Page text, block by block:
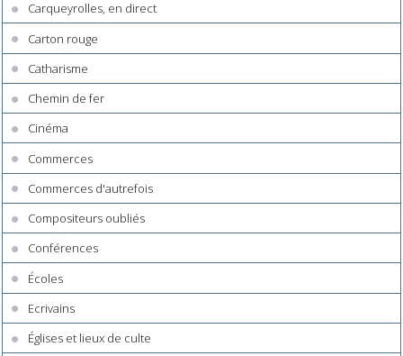
Carqueyrolles, en direct
Carton rouge
Catharisme
Chemin de fer
Cinéma
Commerces
Commerces d'autrefois
Compositeurs oubliés
Conférences
Écoles
Ecrivains
Églises et lieux de culte